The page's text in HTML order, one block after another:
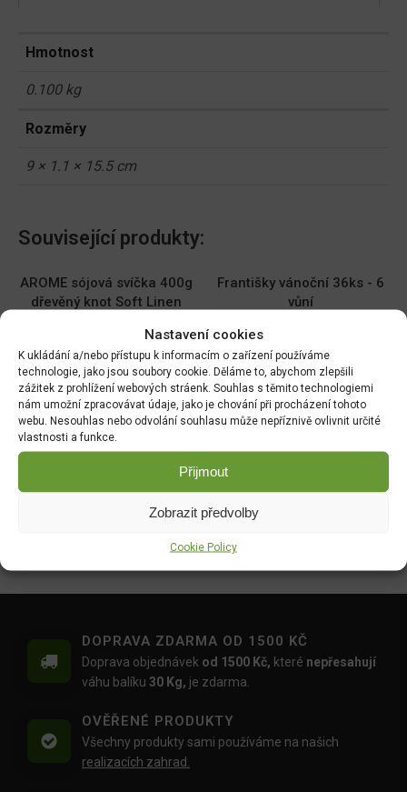
Nastavení cookies
K ukládání a/nebo přístupu k informacím o zařízení používáme
technologie, jako jsou soubory cookie. Děláme to, abychom zlepšili
zážitek z prohlížení webových stráenk. Souhlas s těmito technologiemi
nám umožní zpracovávat údaje, jako je chování při procházení tohoto
webu. Nesouhlas nebo odvolání souhlasu může nepříznivě ovlivnit určité
vlastnosti a funkce.
Přijmout
Zobrazit předvolby
Cookie Policy
Hmotnost
0.100 kg
Rozměry
9 × 1.1 × 15.5 cm
Související produkty:
AROME sójová svíčka 400g
dřevěný knot Soft Linen
299.00Kč
Františky vánoční 36ks - 6
vůní
DO KOŠÍKU
45.00Kč
Háčky na ván. stromeček
50ks měď
DO KOŠÍKU
15.00Kč
SvíčkaAdventd5x10cm/4ks
mat.béžová
DO KOŠÍKU
169.00Kč
SvíčkaAdventd5x10cm/4ks
Svíčka
Cookiesd8x14cm/Cherry
179.00
DOPRAVA ZDARMA OD 1500 KČ
Doprava objednávek od 1500 Kč, které nepřesahují
váhu balíku 30 Kg, je zdarma.
OVĚŘENÉ PRODUKTY
Všechny produkty sami používáme na našich
realizacích zahrad.